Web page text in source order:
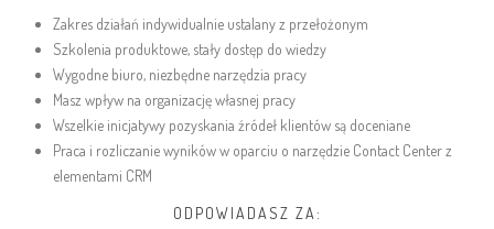
Zakres działań indywidualnie ustalany z przełożonym
Szkolenia produktowe, stały dostęp do wiedzy
Wygodne biuro, niezbędne narzędzia pracy
Masz wpływ na organizację własnej pracy
Wszelkie inicjatywy pozyskania źródeł klientów są doceniane
Praca i rozliczanie wyników w oparciu o narzędzie Contact Center z
elementami CRM
ODPOWIADASZ ZA: